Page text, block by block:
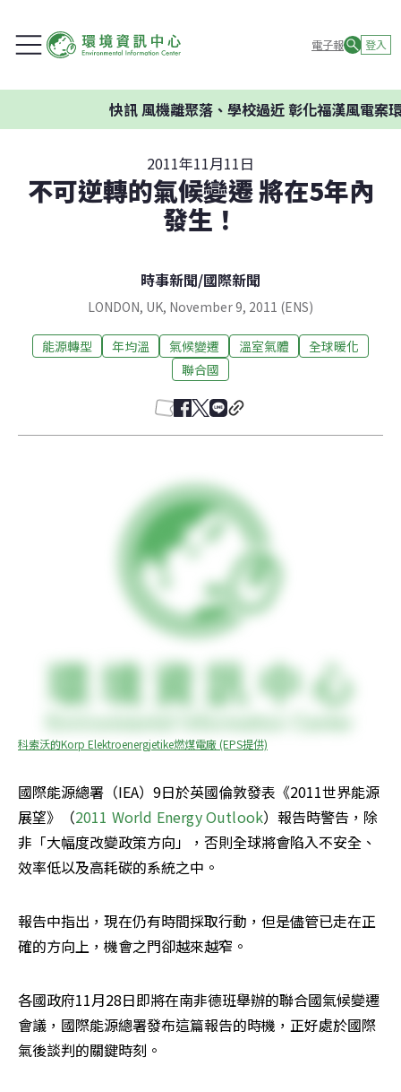
電子報 登入
快訊風機離聚落、學校過近 彰化福漢風電案環委
2011年11月11日
不可逆轉的氣候變遷 將在5年內
發生！
時事新聞/國際新聞
LONDON, UK, November 9, 2011 (ENS)
能源轉型 年均溫 氣候變遷 溫室氣體
全球暖化
聯合國
科索沃的Korp Elektroenergjetike燃煤電廠 (EPS提供)
國際能源總署（IEA）9日於英國倫敦發表《2011世界能源
展望》（2011 World Energy Outlook）報告時警告，除
非「大幅度改變政策方向」，否則全球將會陷入不安全、
效率低以及高耗碳的系統之中。
報告中指出，現在仍有時間採取行動，但是儘管已走在正
確的方向上，機會之門卻越來越窄。
各國政府11月28日即將在南非德班舉辦的聯合國氣候變遷
會議，國際能源總署發布這篇報告的時機，正好處於國際
氣後談判的關鍵時刻。